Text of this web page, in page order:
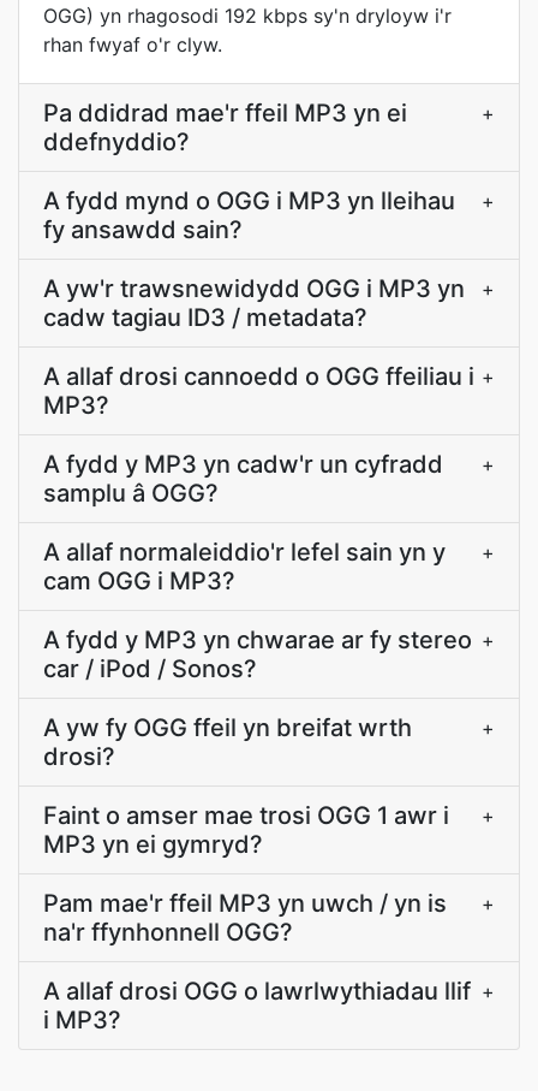
OGG) yn rhagosodi 192 kbps sy'n dryloyw i'r
rhan fwyaf o'r clyw.
Pa ddidrad mae'r ffeil MP3 yn ei
ddefnyddio?
+
A fydd mynd o OGG i MP3 yn lleihau
fy ansawdd sain?
+
A yw'r trawsnewidydd OGG i MP3 yn
cadw tagiau ID3 / metadata?
+
A allaf drosi cannoedd o OGG ffeiliau i
MP3?
+
A fydd y MP3 yn cadw'r un cyfradd
samplu â OGG?
+
A allaf normaleiddio'r lefel sain yn y
cam OGG i MP3?
+
A fydd y MP3 yn chwarae ar fy stereo
car / iPod / Sonos?
+
A yw fy OGG ffeil yn breifat wrth
drosi?
+
Faint o amser mae trosi OGG 1 awr i
MP3 yn ei gymryd?
+
Pam mae'r ffeil MP3 yn uwch / yn is
na'r ffynhonnell OGG?
+
A allaf drosi OGG o lawrlwythiadau llif
i MP3?
+